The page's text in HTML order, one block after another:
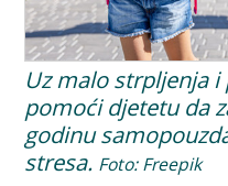
Uz malo strpljenja
pomoći djetetu da
godinu
stresa. Foto: Freepik